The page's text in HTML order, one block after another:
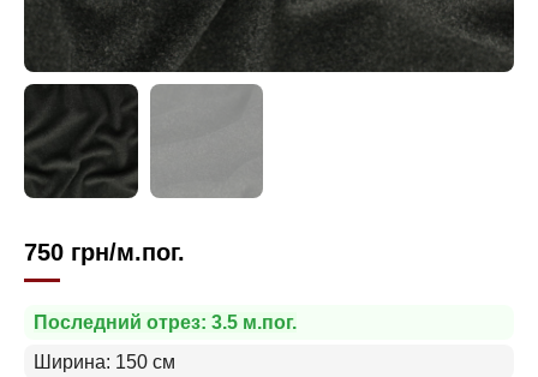
750 грн/м.пог.
Последний отрез: 3.5 м.пог.
Ширина: 150 см